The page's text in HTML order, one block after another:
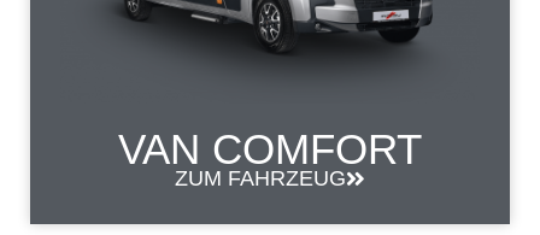
VAN COMFORT
ZUM FAHRZEUG